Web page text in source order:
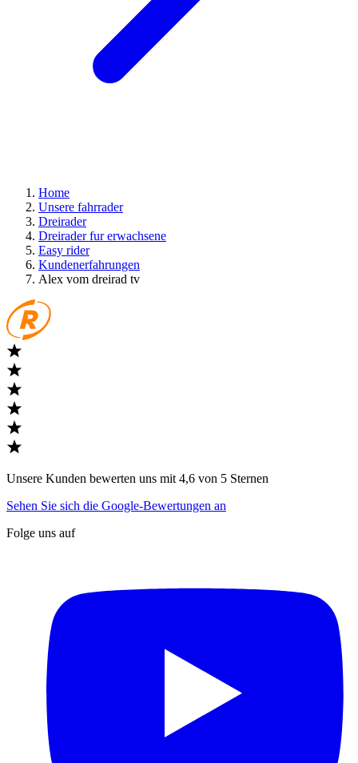
Home
Unsere fahrrader
Dreirader
Dreirader fur erwachsene
Easy rider
Kundenerfahrungen
Alex vom dreirad tv
Unsere Kunden bewerten uns mit 4,6 von 5 Sternen
Sehen Sie sich die Google-Bewertungen an
Folge uns auf